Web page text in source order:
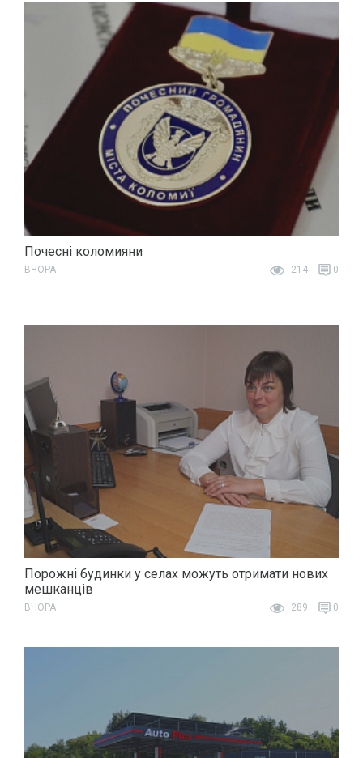
Почесні коломияни
ВЧОРА 214 0
Порожні будинки у селах можуть отримати нових
мешканців
ВЧОРА 289 0